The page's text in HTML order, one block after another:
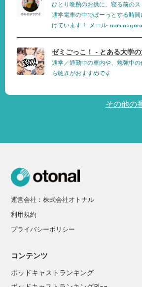
ひとり晩酌のお供に、寝る前の
通学電車の中でぼーっとする時
けています！ メール:
ゼミごっこ！ - とある大学
通学／通勤中の車内や、勉強中
ら聴きがおすすめです
その他の
運営会社：株式会社オトナル
利用規約
プライバシーポリシー
コンテンツ
ポッドキャストランキング